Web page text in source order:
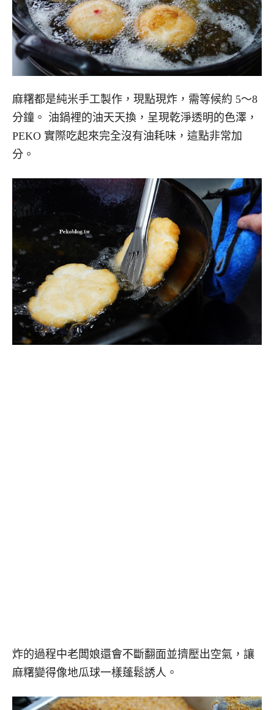
麻糬都是純米手工製作， 現點現炸，需等候約 5～8
分鐘。 油鍋裡的油天天換，呈現乾淨透明的色澤，
PEKO 實際吃起來完全沒有油耗味，這點非常加
分。
炸的過程中老闆娘還會不斷翻面並擠壓出空氣，讓
麻糬變得像地瓜球一樣蓬鬆誘人。